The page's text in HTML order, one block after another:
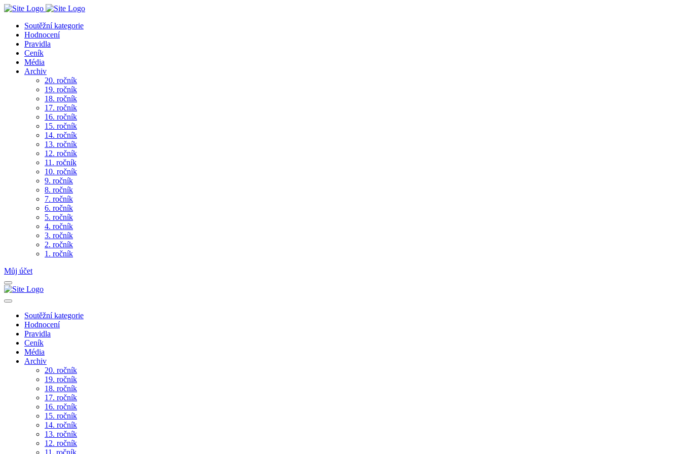
Soutěžní kategorie
Hodnocení
Pravidla
Ceník
Média
Archiv
20. ročník
19. ročník
18. ročník
17. ročník
16. ročník
15. ročník
14. ročník
13. ročník
12. ročník
11. ročník
10. ročník
9. ročník
8. ročník
7. ročník
6. ročník
5. ročník
4. ročník
3. ročník
2. ročník
1. ročník
Můj účet
Soutěžní kategorie
Hodnocení
Pravidla
Ceník
Média
Archiv
20. ročník
19. ročník
18. ročník
17. ročník
16. ročník
15. ročník
14. ročník
13. ročník
12. ročník
11. ročník